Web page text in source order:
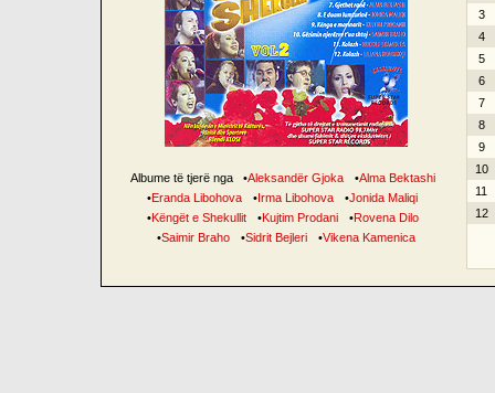
Albume të tjerë nga •Aleksandër Gjoka •Alma Bektashi
•Eranda Libohova •Irma Libohova •Jonida Maliqi
•Këngët e Shekullit •Kujtim Prodani •Rovena Dilo
•Saimir Braho •Sidrit Bejleri •Vikena Kamenica
3
4
5
6
7
8
9
10
11
12